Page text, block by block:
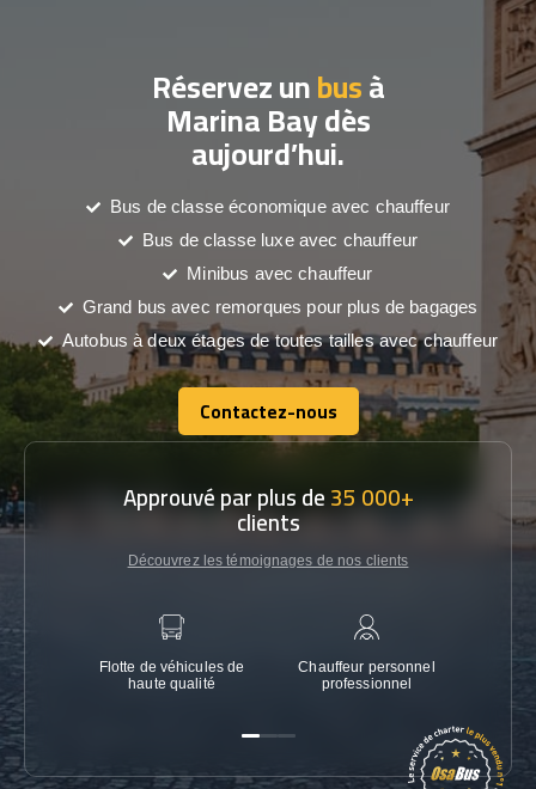
Réservez unbusà
Marina Bay dès
aujourd’hui.
Bus de classe économique avec chauffeur
Bus de classe luxe avec chauffeur
Minibus avec chauffeur
Grand bus avec remorques pour plus de bagages
Autobus à deux étages de toutes tailles avec chauffeur
Contactez-nous
Contactez-nous
Approuvé par plus de35 000+
clients
Découvrez les témoignages de nos clients
Flotte de véhicules de
haute qualité
Chauffeur personnel
professionnel